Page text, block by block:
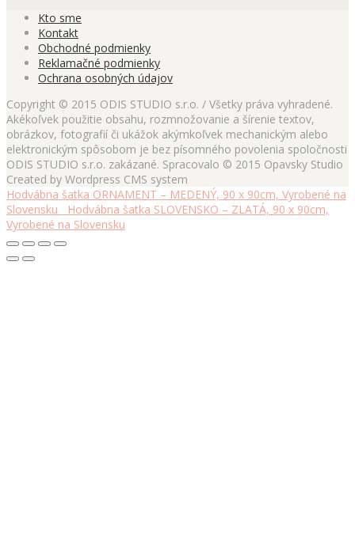
Kto sme
Kontakt
Obchodné podmienky
Reklamačné podmienky
Ochrana osobných údajov
Copyright © 2015 ODIS STUDIO s.r.o. / Všetky práva vyhradené.
Akékoľvek použitie obsahu, rozmnožovanie a šírenie textov,
obrázkov, fotografií či ukážok akýmkoľvek mechanickým alebo
elektronickým spôsobom je bez písomného povolenia spoločnosti
ODIS STUDIO s.r.o. zakázané. Spracovalo © 2015 Opavsky Studio
Created by Wordpress CMS system
Hodvábna šatka ORNAMENT – MEDENÝ, 90 x 90cm, Vyrobené na
Slovensku
Hodvábna šatka SLOVENSKO – ZLATÁ, 90 x 90cm,
Vyrobené na Slovensku